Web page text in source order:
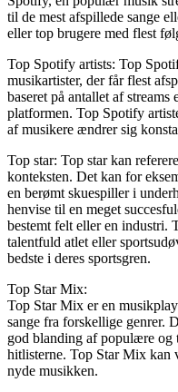
til de mest afspillede sange
eller top brugere med flest
Top Spotify artists: Top
musikartister, der får flest
baseret på antallet af
platformen. Top Spotify
af musikere ændrer sig
Top star: Top star kan
konteksten. Det kan for
en berømt skuespiller i
henvise til en meget
bestemt felt eller en industri.
talentfuld atlet eller
bedste i deres sportsgren.
Top Star Mix:
Top Star Mix er en
sange fra forskellige genrer.
god blanding af populære og
hitlisterne. Top Star Mix kan
nyde musikken.